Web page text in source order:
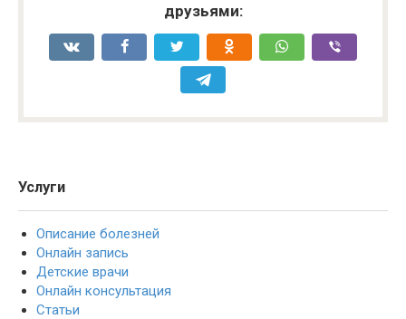
друзьями:
Услуги
Описание болезней
Онлайн запись
Детские врачи
Онлайн консультация
Статьи